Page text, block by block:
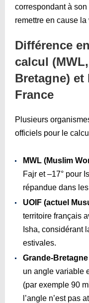
correspondant à
remettre en cause la
Différence
calcul
Bretagne)
France
Plusieurs
officiels pour le
MWL (Muslim
Fajr et –17° pour
répandue dans
UOIF (actuel
territoire français
Isha, considérant
estivales.
Grande-
un angle variable
(par exemple 90
l’angle n’est pas